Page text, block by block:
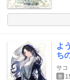
よ
ち
サコ
巻